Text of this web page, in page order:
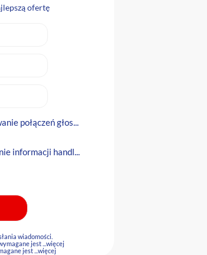
ofertę
połączeń głos...
informacji handl...
wiadomości.
jest
...więcej
jest ...więcej